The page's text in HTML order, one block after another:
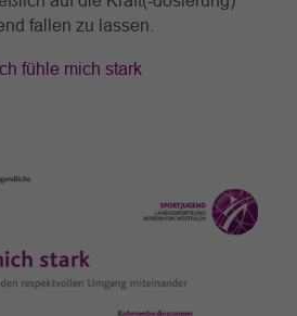
fallen zu lassen.
fühle mich stark